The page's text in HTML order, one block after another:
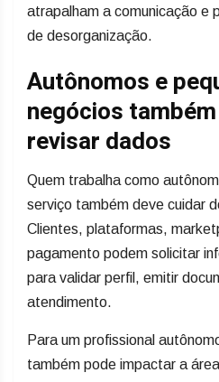
atrapalham a comunicação e
de desorganização.
Autônomos e
negócios
revisar dados
Quem trabalha como
serviço também deve cuidar
Clientes, plataformas,
pagamento podem solicitar
para validar perfil, emitir
atendimento.
Para um profissional
também pode impactar a